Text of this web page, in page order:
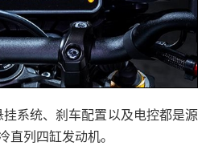
系统、刹车配置以及电控都是源
直列四缸发动机。